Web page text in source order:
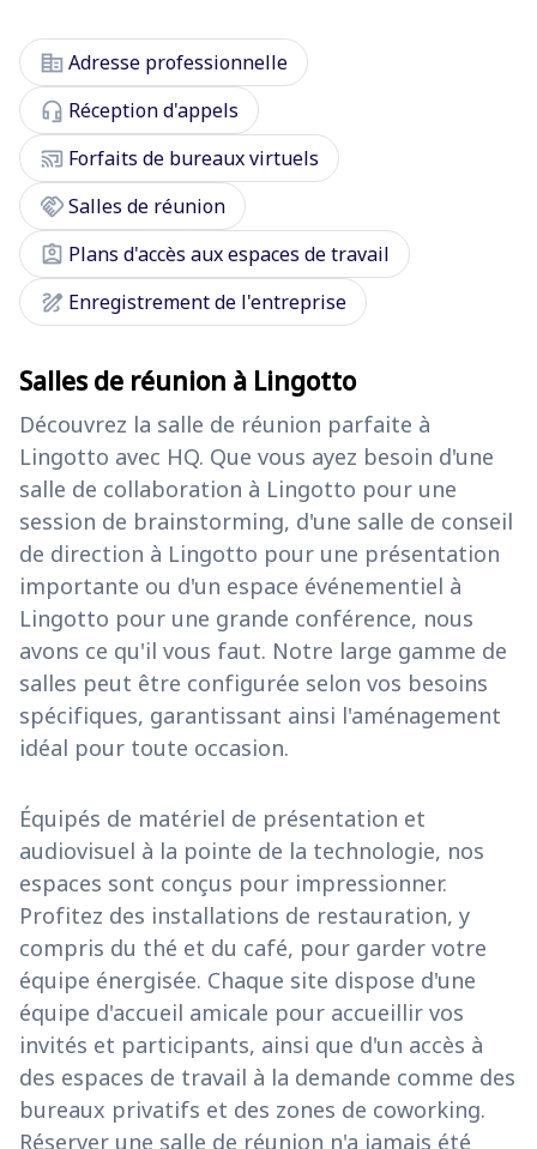
corporate_fareAdresse professionnelle
headset_mic Réception d'appels
cast_connected Forfaits de bureaux virtuels
handshakeSalles de réunion
assignment_ind Plans d'accès aux espaces de travail
draw Enregistrement de l'entreprise
Salles de réunion à Lingotto
Découvrez la salle de réunion parfaite à
Lingotto avec HQ. Que vous ayez besoin d'une
salle de collaboration à Lingotto pour une
session de brainstorming, d'une salle de conseil
de direction à Lingotto pour une présentation
importante ou d'un espace événementiel à
Lingotto pour une grande conférence, nous
avons ce qu'il vous faut. Notre large gamme de
salles peut être configurée selon vos besoins
spécifiques, garantissant ainsi l'aménagement
idéal pour toute occasion.
Équipés de matériel de présentation et
audiovisuel à la pointe de la technologie, nos
espaces sont conçus pour impressionner.
Profitez des installations de restauration, y
compris du thé et du café, pour garder votre
équipe énergisée. Chaque site dispose d'une
équipe d'accueil amicale pour accueillir vos
invités et participants, ainsi que d'un accès à
des espaces de travail à la demande comme des
bureaux privatifs et des zones de coworking.
Réserver une salle de réunion n'a jamais été